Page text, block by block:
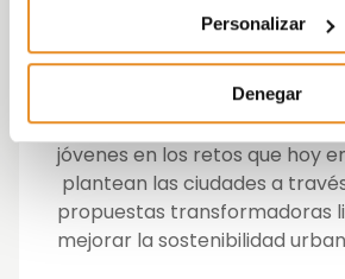
Personalizar
Denegar
Desde Vía Célere, a través de
Ashoka, han desarrollado el
. Un proyecto que busca
participación activa de
jóvenes en los retos que hoy
plantean las ciudades a
propuestas transformadoras
mejorar la sostenibilidad